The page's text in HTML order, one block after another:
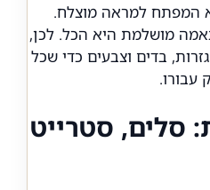
המפתח למראה מוצלח.
מושלמת היא הכל. לכן,
בדים וצבעים כדי שכל
עבורו.
סלים, סטרייט